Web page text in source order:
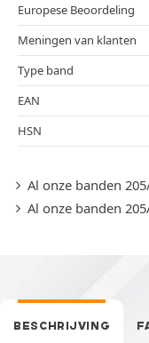
Europese Beoordeling
Meningen van klanten
Type band
EAN
HSN
Al onze banden
Al onze banden
BESCHRIJVING